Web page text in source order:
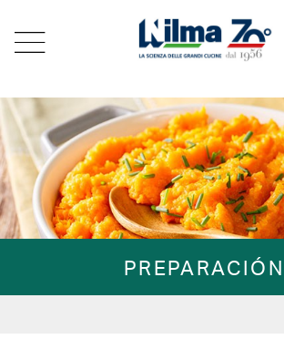
PREPARACIÓN